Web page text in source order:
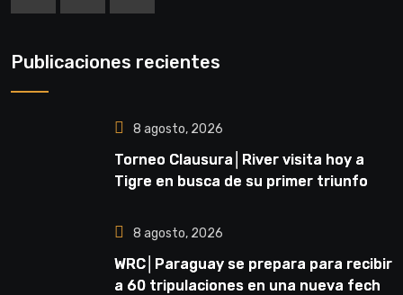
Publicaciones recientes
8 agosto, 2026
Torneo Clausura│River visita hoy a
Tigre en busca de su primer triunfo
8 agosto, 2026
WRC│Paraguay se prepara para recibir
a 60 tripulaciones en una nueva fecha